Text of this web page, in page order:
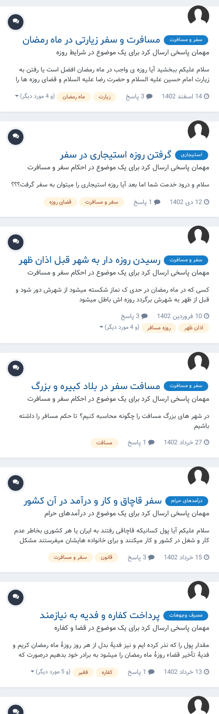
سفر و مسافرت مسافرت و سفر زیارتی در ماه رمضان
مهمان پاسخی ارسال کرد برای یک موضوع درشرایط روزه
سلام علیکم‌ ببخشید آیا روزه ی واجب در ماه رمضان افضل است یا رفتن به
زیارت امام حسین علیه السلام و حضرت رضا علیه السلام و قضای روزه ها را
بعدا گرفتن ؟ چون در هر دومورد روایت داریم
14 اسفند 1402 زیارت ماه رمضان (و 4 مورد دیگر)
استیجاری گرفتن روزه استیجاری در سفر
مهمان پاسخی ارسال کرد برای یک موضوع در احکام سفر و مسافرت
سلام و درود خدمت شما اما بعد آیا روزه استیجاری را میتوان به سفر گرفت؟؟؟
12 دی 1402
سفر و مسافرت قضای روزه
سفر و مسافرت رسیدن روزه دار به شهر قبل اذان ظهر
مهمان پاسخی ارسال کرد برای یک موضوع در احکام سفر و مسافرت
کسی که در ماه رمضان در حدی ک نماز شکسته میشود از شهرش دور شود و
قبل از ظهر به شهرش برگردد روزه اش باطل میشود
10 فروردین 1402
اذان ظهر روزه مسافر (و 4 مورد دیگر)
سفر و مسافرت مسافت سفر در بلاد کبیره و بزرگ
مهمان پاسخی ارسال کرد برای یک موضوع در احکام سفر و مسافرت
در شهر های بزرگ مسافت را چگونه محاسبه کنیم؟ تا حکم مسافر را داشته
باشیم
27 خرداد 1402
مسافت
درآمدهای حرام سفر قاچاق و کار و درآمد در آن کشور
مهمان پاسخی ارسال کرد برای یک موضوع در درآمدهای حرام
سلام علیکم آیا پول کسانیکه قاچاقی رفتند به ایران یا هر کشوری بخاطر عدم
کار و شغل در کشور و کار میکنند و برای خانواده هایشان میفرستند مشکل
15 خرداد 1402 قانون سفر و مسافرت
مصرف وجوهات پرداخت کفاره و فدیه به نیازمند
مهمان پاسخی ارسال کرد برای یک موضوع در قضا و کفاره
مقدار پول را که نذر کرده ایم و نیز فدیۀ بدل از هر روز روزۀ ماه رمضان کریم و
فدیۀ تأخیر قضاء روزۀ ماه رمضان را میشود به برادر خود بدهیم درصورت که
نیازمند باشد ولو برای تأمین مصارف سفر زیارت و تحصیل علم به مکان دیگر؟
ضمن آنکه برادر مذکور در شهر غیر از شهر ناذر و پرداخت کنندۀ فدیه زندگی
میکند.
13 خرداد 1402 کفاره فقیر (و 5 مورد دیگر)